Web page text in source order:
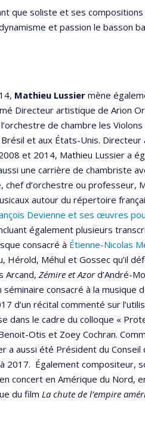
que soliste et ses
et passion le basson
Mathieu Lussier mène
Directeur artistique de Arion
de chambre les
et aux États-Unis.
et 2014, Mathieu Lussier a
une carrière de chambriste
chef d’orchestre ou professeur,
autour du répertoire
Devienne et ses œuvres
également plusieurs
consacré à Étienne-Nicolas
Hérold, Méhul et Gossec qu’il
Arcand, Zémire et Azord’André-
consacré à la musique
d’un récital commenté sur
dans le cadre du colloque «
Otis et Zoey Cochran.
a aussi été Président du
2017. Également compositeur,
concert en Amérique du Nord,
du film La chute de l’empire